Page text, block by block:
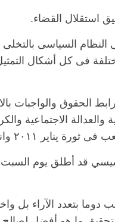
النظام السياسى
فى كل أشكال
الحقوق والواجبات
والعدالة الاجتماعية
لها ديباجة الدستور.
قد أطلق يوم السبت
بتعدد الآراء بل
مصر ناس وناس
رحيله.. د. نور فرحات